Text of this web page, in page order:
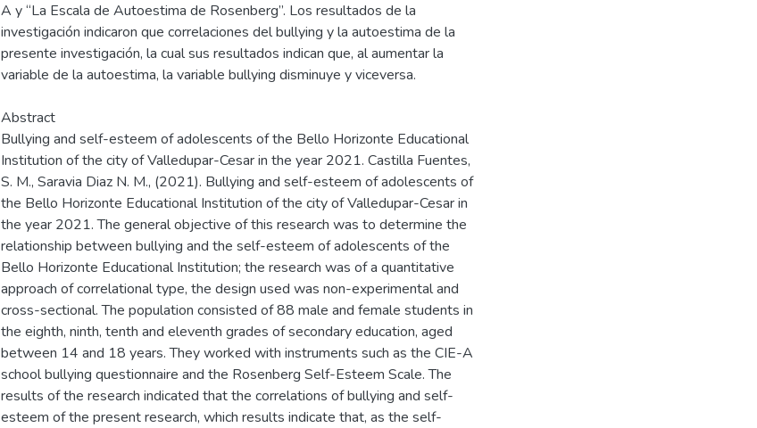
A y “La Escala de Autoestima de Rosenberg”. Los resultados de la
investigación indicaron que correlaciones del bullying y la autoestima de la
presente investigación, la cual sus resultados indican que, al aumentar la
variable de la autoestima, la variable bullying disminuye y viceversa.
Abstract
Bullying and self-esteem of adolescents of the Bello Horizonte Educational
Institution of the city of Valledupar-Cesar in the year 2021. Castilla Fuentes,
S. M., Saravia Diaz N. M., (2021). Bullying and self-esteem of adolescents of
the Bello Horizonte Educational Institution of the city of Valledupar-Cesar in
the year 2021. The general objective of this research was to determine the
relationship between bullying and the self-esteem of adolescents of the
Bello Horizonte Educational Institution; the research was of a quantitative
approach of correlational type, the design used was non-experimental and
cross-sectional. The population consisted of 88 male and female students in
the eighth, ninth, tenth and eleventh grades of secondary education, aged
between 14 and 18 years. They worked with instruments such as the CIE-A
school bullying questionnaire and the Rosenberg Self-Esteem Scale. The
results of the research indicated that the correlations of bullying and self-
esteem of the present research, which results indicate that, as the self-